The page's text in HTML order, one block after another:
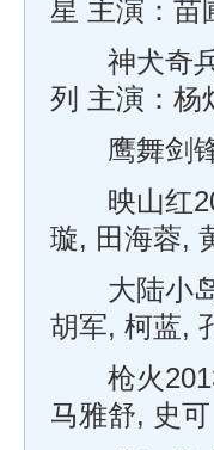
星 主演：苗
神犬奇兵
列 主演：杨
鹰舞剑锋
映山红
璇, 田海蓉,
大陆小岛
胡军, 柯蓝,
枪火2013
马雅舒, 史可